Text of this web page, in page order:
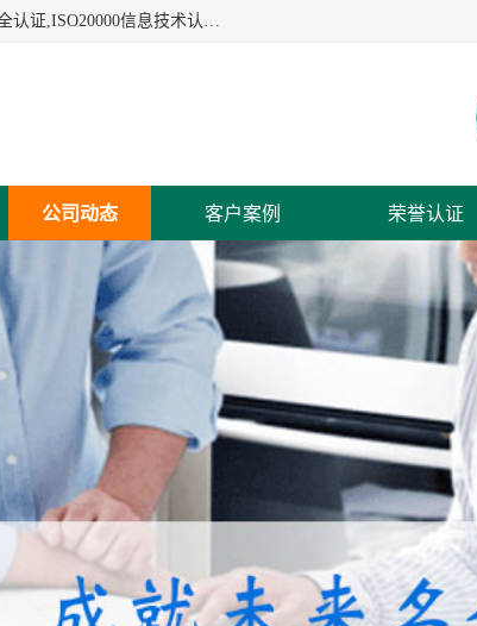
杭州贝安企业管理有限公司:iso咨询,杭州ISO认证,iso认证咨询,国军标认证,iso环境认证,27000信息安全认证,ISO20000信息技术认证,口罩检测报告,32610检测报告,CCRC认证,ISO50001认证,ITSS认证,两化融合认证,出口口罩检测报告等认证代理服务,本公司有近10年的体系咨询经验,能业务覆盖范围南到海南三亚北到新疆阿克苏.
公司动态 客户案例 荣誉认证